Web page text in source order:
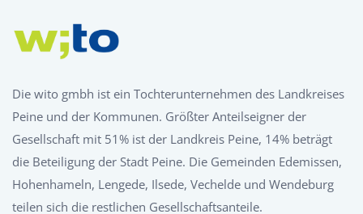
Die wito gmbh ist ein Tochterunternehmen des Landkreises
Peine und der Kommunen. Größter Anteilseigner der
Gesellschaft mit 51% ist der Landkreis Peine, 14% beträgt
die Beteiligung der Stadt Peine. Die Gemeinden Edemissen,
Hohenhameln, Lengede, Ilsede, Vechelde und Wendeburg
teilen sich die restlichen Gesellschaftsanteile.